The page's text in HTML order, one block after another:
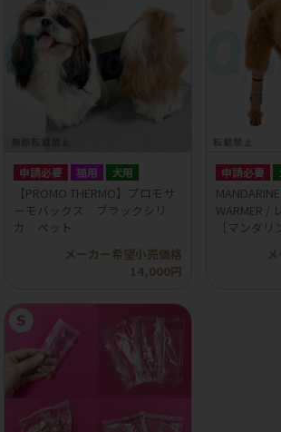
申請必要 猫用 犬用
【PROMO THERMO】プロモサ
ーモバックス ブラックシリ
カ ペット
メーカー希望小売価格
14,000円
申請必要
WARMER /
［マンダ